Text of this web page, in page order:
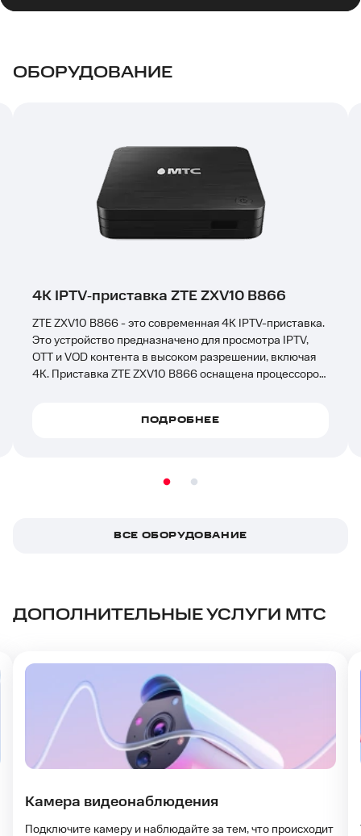
ОБОРУДОВАНИЕ
4K IPTV‑приставка ZTE ZXV10 B866
ZTE ZXV10 B866 - это современная 4K IPTV-приставка.
Это устройство предназначено для просмотра IPTV,
OTT и VOD контента в высоком разрешении, включая
4K. Приставка ZTE ZXV10 B866 оснащена процессором
Она поддерживает кодеки H.265 и VP9.
ПОДРОБНЕЕ
ВСЕ ОБОРУДОВАНИЕ
ДОПОЛНИТЕЛЬНЫЕ УСЛУГИ МТС
Камера видеонаблюдения
Подключите камеру и наблюдайте за тем, что происходит